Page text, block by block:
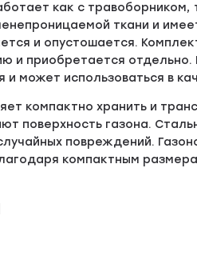
как с травоборником,
ткани и
и опустошается.
и приобретается отдельно.
и может использоваться в
компактно хранить и
поверхность газона.
повреждений.
компактным